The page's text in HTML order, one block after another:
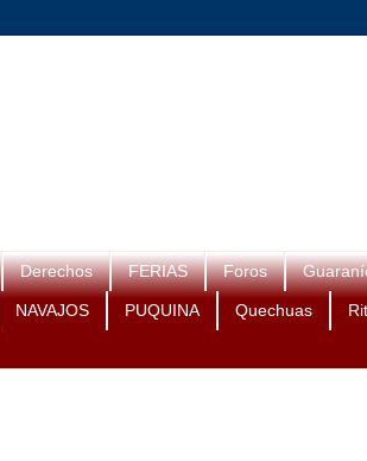
Derechos FERIAS Foros
NAVAJOS PUQUINA Quechuas